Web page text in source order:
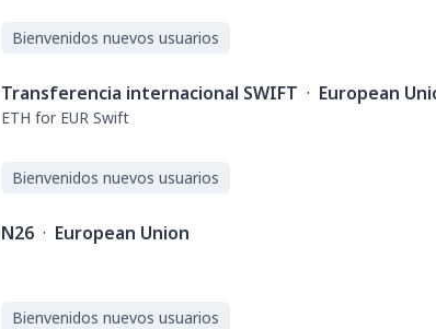
Bienvenidos nuevos usuarios
Transferencia internacional SWIFT · European
ETH for EUR Swift
Bienvenidos nuevos usuarios
N26 · European Union
Bienvenidos nuevos usuarios